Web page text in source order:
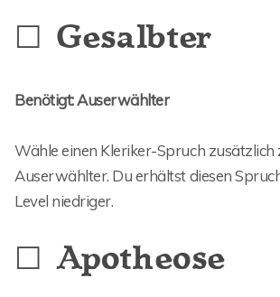
☐ Gesalbter
Benötigt: Auserwählter
Wähle einen Kleriker-Spruch zusätzlich
Auserwählter. Du erhältst diesen
Level niedriger.
☐ Apotheose